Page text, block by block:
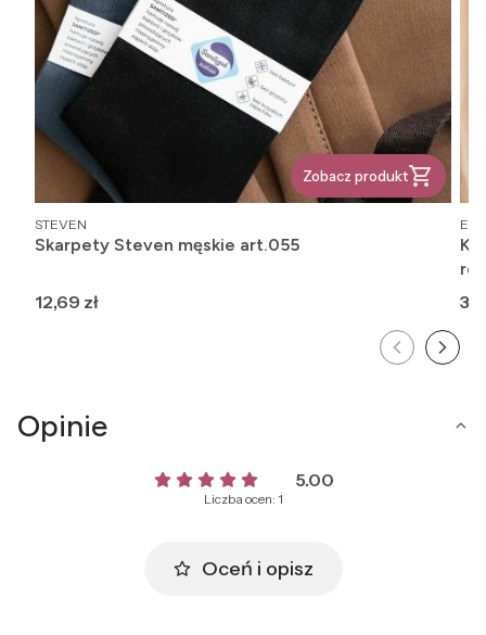
Zobacz produkt
PRODUCENT
STEVEN
Skarpety Steven męskie art.055
Cena
12,69 zł
Opinie
5.00
Liczba ocen: 1
Oceń i opisz